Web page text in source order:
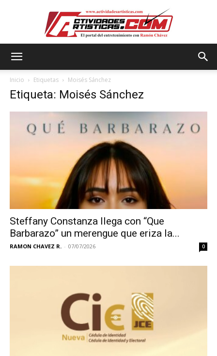
Inicio Etiquetas Moisés Sánchez
Etiqueta: Moisés Sánchez
Steffany Constanza llega con “Que
Barbarazo” un merengue que eriza la...
RAMON CHAVEZ R. - 07/07/2026 0